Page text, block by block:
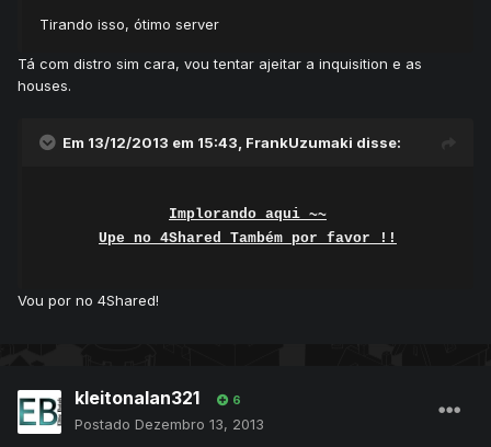
Tirando isso, ótimo server
Tá com distro sim cara, vou tentar ajeitar a inquisition e as
houses.
Em 13/12/2013 em 15:43, FrankUzumaki disse:
Implorando aqui ~~
Upe no 4Shared Também por favor !!
Vou por no 4Shared!
kleitonalan321 6
Postado Dezembro 13, 2013